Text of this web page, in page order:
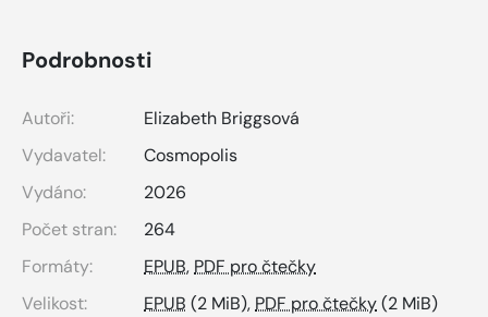
Podrobnosti
Autoři:
Elizabeth Briggsová
Vydavatel:
Cosmopolis
Vydáno:
2026
Počet stran:
264
Formáty:
EPUB,PDF pro čtečky
Velikost:
EPUB (2 MiB),PDF pro čtečky(2 MiB)